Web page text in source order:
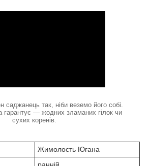
саджанець так, ніби веземо його собі.
гарантує — жодних зламаних гілок чи
сухих коренів.
Жимолость Югана
ранній